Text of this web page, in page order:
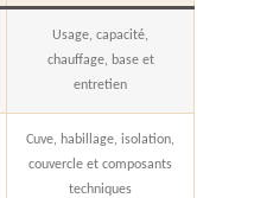
Usage, capacité,
chauffage, base et
entretien
Cuve, habillage, isolation,
couvercle et composants
techniques